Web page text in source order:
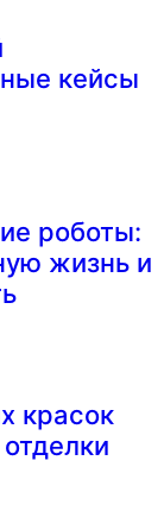
кейсы
роботы:
жизнь и
красок